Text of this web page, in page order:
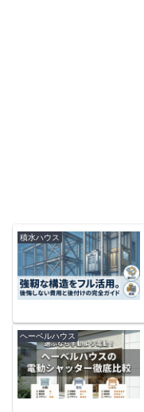
積水ハウス
ヘーベルハウス